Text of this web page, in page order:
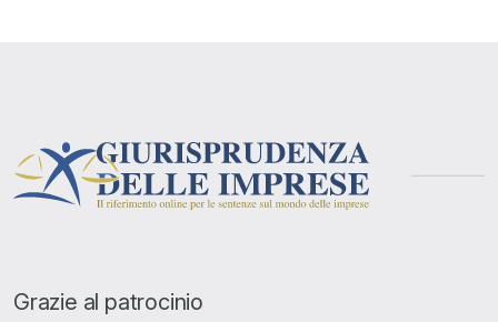
Grazie al patrocinio